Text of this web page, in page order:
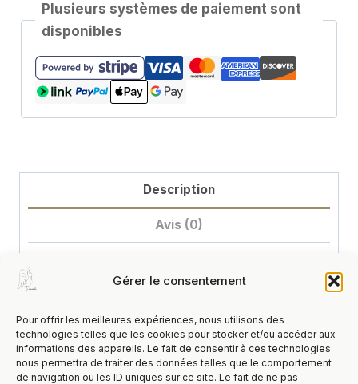
Gérer le consentement
Pour offrir les meilleures expériences, nous utilisons des
technologies telles que les cookies pour stocker et/ou accéder aux
informations des appareils. Le fait de consentir à ces technologies
nous permettra de traiter des données telles que le comportement
de navigation ou les ID uniques sur ce site. Le fait de ne pas
Plusieurs systèmes de paiement sont
disponibles
Description
Avis (0)
Description
Bracelet d’aromathérapie en acier inoxydable
10€🦋🧿
🙏Soulage le stress : lorsque vous vous